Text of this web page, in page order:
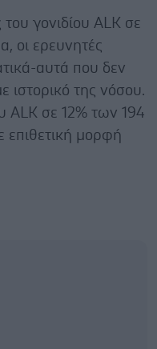
του γονιδίου ALK σε
οι ερευνητές
αυτά που δεν
ιστορικό της νόσου.
ALK σε 12% των 194
επιθετική μορφή